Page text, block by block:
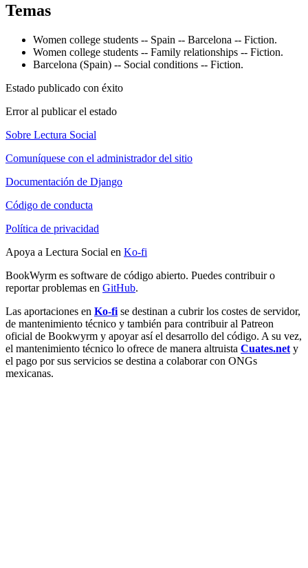
Temas
Women college students -- Spain -- Barcelona -- Fiction.
Women college students -- Family relationships -- Fiction.
Barcelona (Spain) -- Social conditions -- Fiction.
Estado publicado con éxito
Error al publicar el estado
Sobre Lectura Social
Comuníquese con el administrador del sitio
Documentación de Django
Código de conducta
Política de privacidad
Apoya a Lectura Social en Ko-fi
BookWyrm es software de código abierto. Puedes contribuir o
reportar problemas en GitHub.
Las aportaciones en Ko-fi se destinan a cubrir los costes de servidor,
de mantenimiento técnico y también para contribuir al Patreon
oficial de Bookwyrm y apoyar así el desarrollo del código. A su vez,
el mantenimiento técnico lo ofrece de manera altruista Cuates.net y
el pago por sus servicios se destina a colaborar con ONGs
mexicanas.